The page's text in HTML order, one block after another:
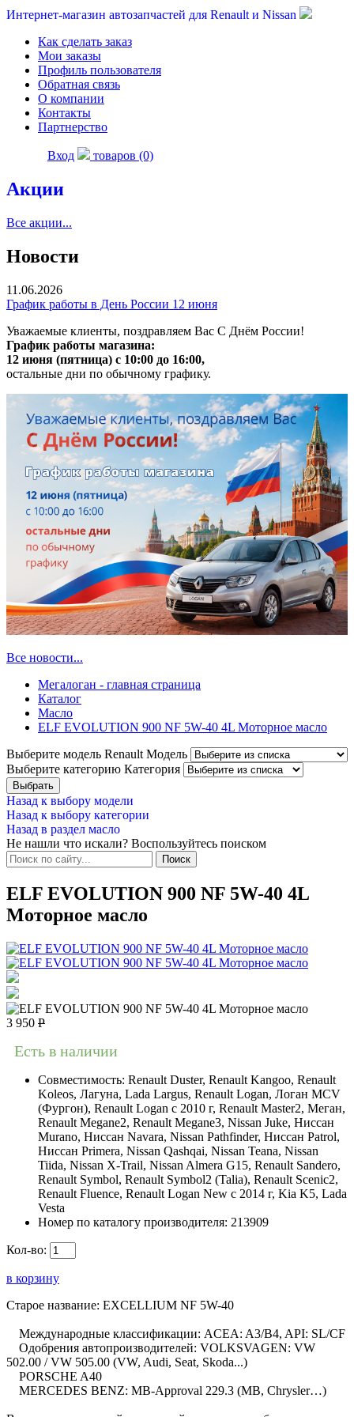
Интернет-магазин автозапчастей для Renault и Nissan
Как сделать заказ
Мои заказы
Профиль пользователя
Обратная связь
О компании
Контакты
Партнерство
Вход товаров (0)
Акции
Все акции...
Новости
11.06.2026
График работы в День России 12 июня
Уважаемые клиенты, поздравляем Вас С Днём России!
График работы магазина:
12 июня (пятница) с 10:00 до 16:00,
остальные дни по обычному графику.
Все новости...
Мегалоган - главная страница
Каталог
Масло
ELF EVOLUTION 900 NF 5W-40 4L Моторное масло
Выберите модель Renault Модель
Выберите категорию Категория
Назад к выбору модели
Назад к выбору категории
Назад в раздел масло
Не нашли что искали? Воспользуйтесь поиском
ELF EVOLUTION 900 NF 5W-40 4L
Моторное масло
3 950 Р
Есть в наличии
Совместимость: Renault Duster, Renault Kangoo, Renault
Koleos, Лагуна, Lada Largus, Renault Logan, Логан МСV
(Фургон), Renault Logan c 2010 г, Renault Master2, Меган,
Renault Megane2, Renault Megane3, Nissan Juke, Ниссан
Murano, Ниссан Navara, Nissan Pathfinder, Ниссан Patrol,
Ниссан Primera, Nissan Qashqai, Nissan Teana, Nissan
Tiida, Nissan X-Trail, Nissan Almera G15, Renault Sandero,
Renault Symbol, Renault Symbol2 (Talia), Renault Scenic2,
Renault Fluence, Renault Logan New с 2014 г, Kia K5, Lada
Vesta
Номер по каталогу производителя: 213909
Кол-во:
в корзину
Старое название: EXCELLIUM NF 5W-40
Международные классификации: ACEA: A3/B4, API: SL/CF
Одобрения автопроизводителей: VOLKSVAGEN: VW
502.00 / VW 505.00 (VW, Audi, Seat, Skoda...)
PORSCHE A40
MERCEDES BENZ: MB-Approval 229.3 (MB, Chrysler…)